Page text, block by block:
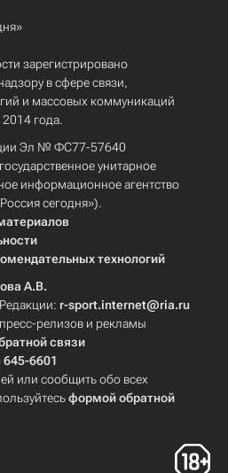
зарегистрировано
в сфере связи,
и массовых коммуникаций
года.
Эл № ФС77-57640
унитарное
информационное агентство
сегодня»).
технологий
А.В.
r-sport.internet@ria.ru
релизов и рекламы
связи
645-6601
или сообщить обо всех
формой обратной